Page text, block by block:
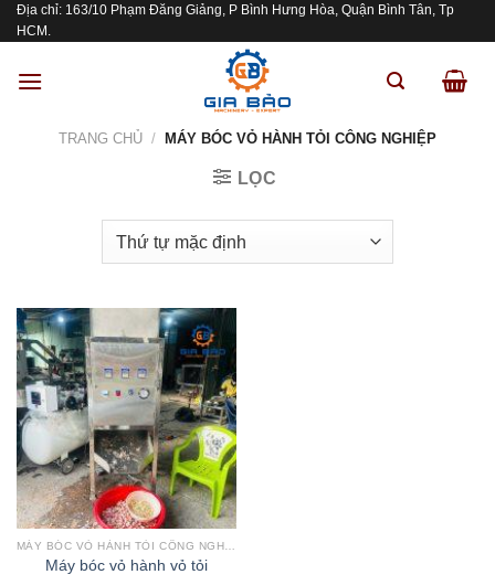
Skip
to
Địa chỉ: 163/10 Phạm Đăng Giảng, P Bình Hưng Hòa, Quận Bình Tân, Tp
HCM.
TRANG CHỦ / MÁY BÓC VỎ HÀNH TỎI CÔNG NGHIỆP
LỌC
Máy bóc vỏ hành vỏ tỏi